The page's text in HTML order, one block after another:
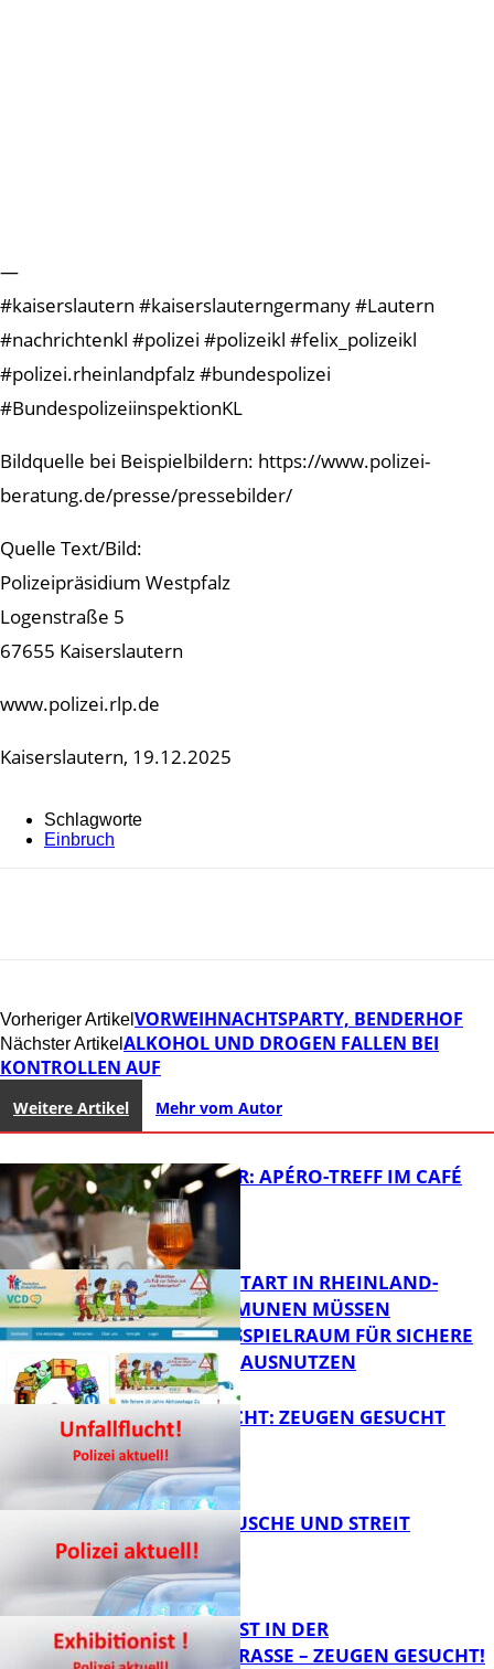
—
#kaiserslautern #kaiserslauterngermany #Lautern
#nachrichtenkl #polizei #polizeikl #felix_polizeikl
#polizei.rheinlandpfalz #bundespolizei
#BundespolizeiinspektionKL
Bildquelle bei Beispielbildern: https://www.polizei-
beratung.de/presse/pressebilder/
Quelle Text/Bild:
Polizeipräsidium Westpfalz
Logenstraße 5
67655 Kaiserslautern
www.polizei.rlp.de
Kaiserslautern, 19.12.2025
Schlagworte
Einbruch
Vorheriger Artikel VORWEIHNACHTSPARTY, BENDERHOF
Nächster Artikel ALKOHOL UND DROGEN FALLEN BEI
KONTROLLEN AUF
Weitere Artikel Mehr vom Autor
FB Kultur
HOT SUMMER: APÉRO-TREFF IM CAFÉ
LUMA
ZUM SCHULSTART IN RHEINLAND-
PFALZ: KOMMUNEN MÜSSEN
HANDLUNGSSPIELRAUM FÜR SICHERE
SCHULWEGE AUSNUTZEN
UNFALLFLUCHT: ZEUGEN GESUCHT
KNALLGERÄUSCHE UND STREIT
EXHIBITIONIST IN DER
VELMANNSTRASSE – ZEUGEN GESUCHT!